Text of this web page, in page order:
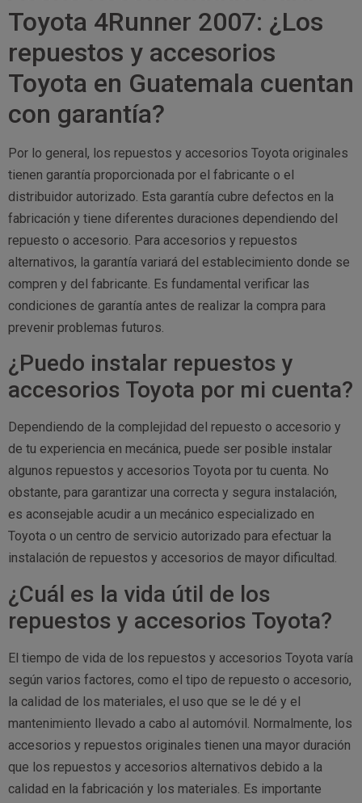
Toyota 4Runner 2007: ¿Los
repuestos y accesorios
Toyota en Guatemala cuentan
con garantía?
Por lo general, los repuestos y accesorios Toyota originales
tienen garantía proporcionada por el fabricante o el
distribuidor autorizado. Esta garantía cubre defectos en la
fabricación y tiene diferentes duraciones dependiendo del
repuesto o accesorio. Para accesorios y repuestos
alternativos, la garantía variará del establecimiento donde se
compren y del fabricante. Es fundamental verificar las
condiciones de garantía antes de realizar la compra para
prevenir problemas futuros.
¿Puedo instalar repuestos y
accesorios Toyota por mi cuenta?
Dependiendo de la complejidad del repuesto o accesorio y
de tu experiencia en mecánica, puede ser posible instalar
algunos repuestos y accesorios Toyota por tu cuenta. No
obstante, para garantizar una correcta y segura instalación,
es aconsejable acudir a un mecánico especializado en
Toyota o un centro de servicio autorizado para efectuar la
instalación de repuestos y accesorios de mayor dificultad.
¿Cuál es la vida útil de los
repuestos y accesorios Toyota?
El tiempo de vida de los repuestos y accesorios Toyota varía
según varios factores, como el tipo de repuesto o accesorio,
la calidad de los materiales, el uso que se le dé y el
mantenimiento llevado a cabo al automóvil. Normalmente, los
accesorios y repuestos originales tienen una mayor duración
que los repuestos y accesorios alternativos debido a la
calidad en la fabricación y los materiales. Es importante